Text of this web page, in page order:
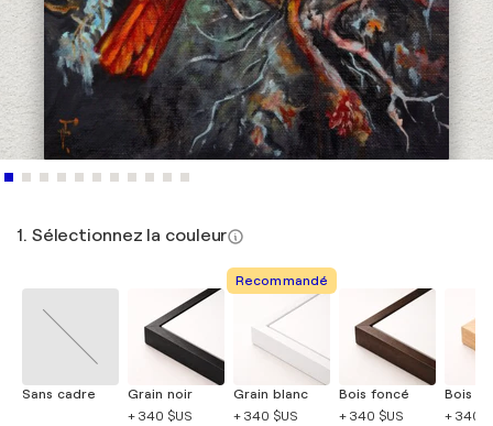
1. Sélectionnez la couleur
Sans cadre
Grain noir
+ 340 $US
Recommandé
Grain blanc
+ 340 $US
Bois foncé
+ 340 $US
Bois
+ 340